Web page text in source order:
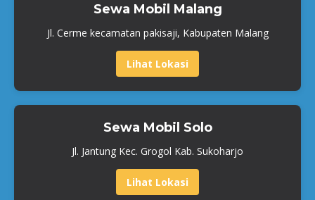
Sewa Mobil Malang
Jl. Cerme kecamatan pakisaji, Kabupaten Malang
Lihat Lokasi
Sewa Mobil Solo
Jl. Jantung Kec. Grogol Kab. Sukoharjo
Lihat Lokasi